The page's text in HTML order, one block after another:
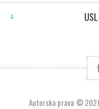
Autorska prava ©